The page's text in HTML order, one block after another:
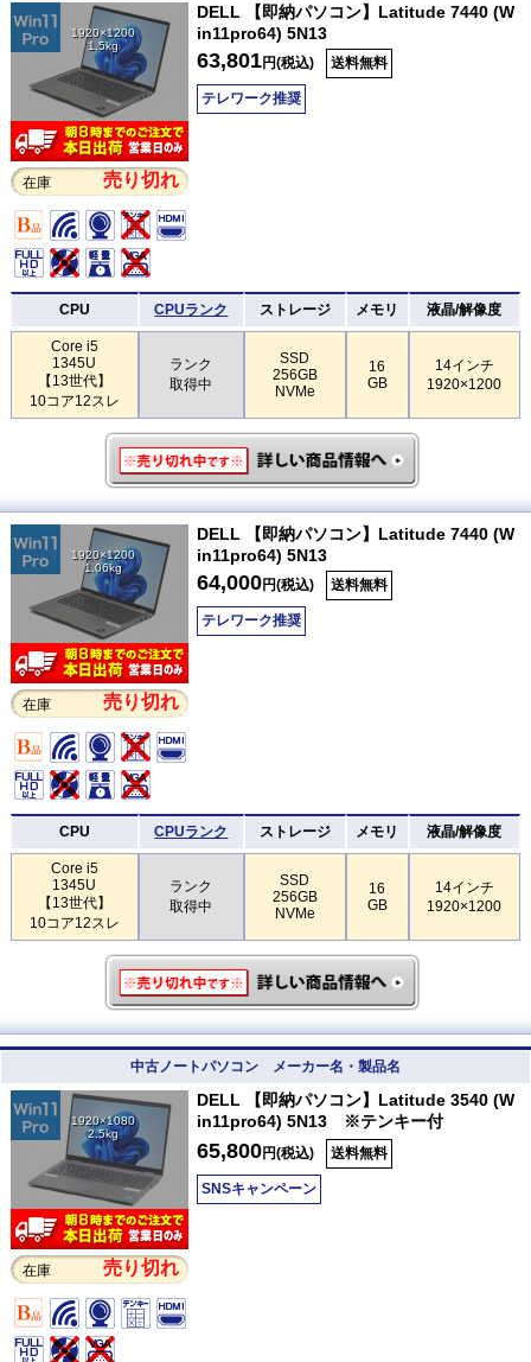
1920×1200
1.5kg
在庫 売り切れ
DELL 【即納パソコン】Latitude 7440 (W
in11pro64) 5N13
63,801円(税込) 送料無料
テレワーク推奨
CPU CPUランク ストレージ メモリ 液晶/解像度
Core i5
1345U
【13世代】
10コア12スレ
ランク
取得中
SSD
256GB
NVMe
16
GB
14インチ
1920×1200
1920×1200
1.06kg
在庫 売り切れ
DELL 【即納パソコン】Latitude 7440 (W
in11pro64) 5N13
64,000円(税込) 送料無料
テレワーク推奨
CPU CPUランク ストレージ メモリ 液晶/解像度
Core i5
1345U
【13世代】
10コア12スレ
ランク
取得中
SSD
256GB
NVMe
16
GB
14インチ
1920×1200
中古ノートパソコン メーカー名・製品名
1920×1080
2.5kg
在庫 売り切れ
DELL 【即納パソコン】Latitude 3540 (W
in11pro64) 5N13 ※テンキー付
65,800円(税込) 送料無料
SNSキャンペーン